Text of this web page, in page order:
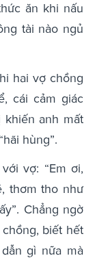
ăn khi nấu
tài nào ngủ
hai vợ chồng
cái cảm giác
khiến anh mất
hùng”.
vợ: “Em ơi,
thơm tho như
Chẳng ngờ
biết hết
gì nữa mà